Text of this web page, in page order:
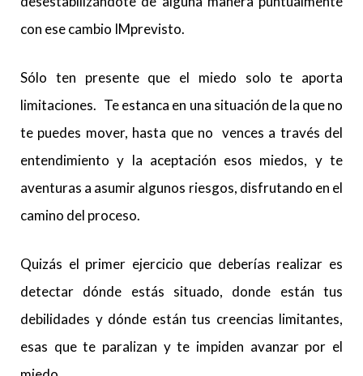
con ese cambio IMprevisto.
Sólo ten presente que el miedo solo te aporta
limitaciones. Te estanca en una situación de la que no
te puedes mover, hasta que no vences a través del
entendimiento y la aceptación esos miedos, y te
aventuras a asumir algunos riesgos, disfrutando en el
camino del proceso.
Quizás el primer ejercicio que deberías realizar es
detectar dónde estás situado, donde están tus
debilidades y dónde están tus creencias limitantes,
esas que te paralizan y te impiden avanzar por el